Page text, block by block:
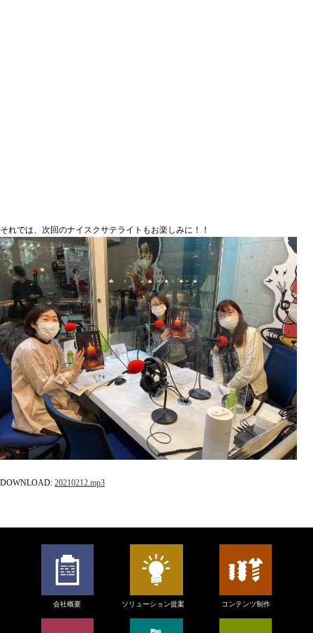
それでは、次回のナイスクサテライトもお楽しみに！！
DOWNLOAD: 20210212.mp3
会社概要 ソリューション提案 コンテンツ制作